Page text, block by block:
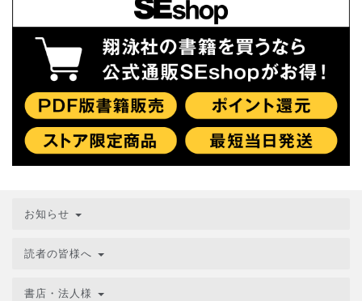
お知らせ
読者の皆様へ
書店・法人様